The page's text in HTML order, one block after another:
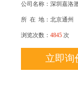
公司名称：深圳嘉洛
所 在 地：北京通州
浏览次数： 4845 次
立即询